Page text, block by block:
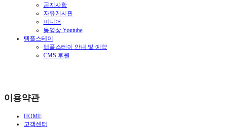
공지사항
자유게시판
미디어
동영상 Youtube
템플스테이
템플스테이 안내 및 예약
CMS 후원
이용약관
HOME
고객센터